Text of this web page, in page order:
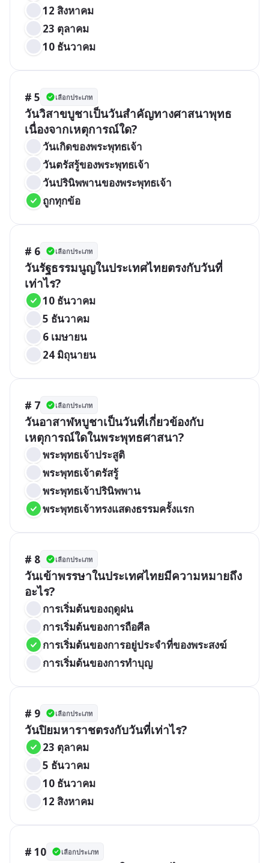
12 สิงหาคม
23 ตุลาคม
10 ธันวาคม
# 5 เลือกประเภท
วันวิสาขบูชาเป็นวันสำคัญทางศาสนาพุทธ
เนื่องจากเหตุการณ์ใด?
วันเกิดของพระพุทธเจ้า
วันตรัสรู้ของพระพุทธเจ้า
วันปรินิพพานของพระพุทธเจ้า
ถูกทุกข้อ
# 6 เลือกประเภท
วันรัฐธรรมนูญในประเทศไทยตรงกับวันที่
เท่าไร?
10 ธันวาคม
5 ธันวาคม
6 เมษายน
24 มิถุนายน
# 7 เลือกประเภท
วันอาสาฬหบูชาเป็นวันที่เกี่ยวข้องกับ
เหตุการณ์ใดในพระพุทธศาสนา?
พระพุทธเจ้าประสูติ
พระพุทธเจ้าตรัสรู้
พระพุทธเจ้าปรินิพพาน
พระพุทธเจ้าทรงแสดงธรรมครั้งแรก
# 8 เลือกประเภท
วันเข้าพรรษาในประเทศไทยมีความหมายถึง
อะไร?
การเริ่มต้นของฤดูฝน
การเริ่มต้นของการถือศีล
การเริ่มต้นของการอยู่ประจำที่ของพระสงฆ์
การเริ่มต้นของการทำบุญ
# 9 เลือกประเภท
วันปิยมหาราชตรงกับวันที่เท่าไร?
23 ตุลาคม
5 ธันวาคม
10 ธันวาคม
12 สิงหาคม
# 10 เลือกประเภท